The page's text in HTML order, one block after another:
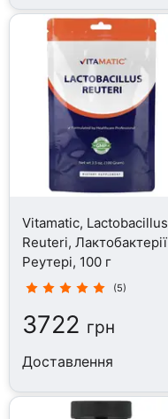
Vitamatic, Lactobacillus
Reuteri, Лактобактерії
Реутері, 100 г
(5)
3722 грн
Доставлення